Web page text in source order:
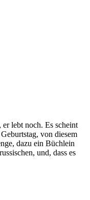
er lebt noch. Es scheint
von diesem
dazu ein Büchlein
und, dass es